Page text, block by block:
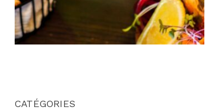
CATÉGORIES